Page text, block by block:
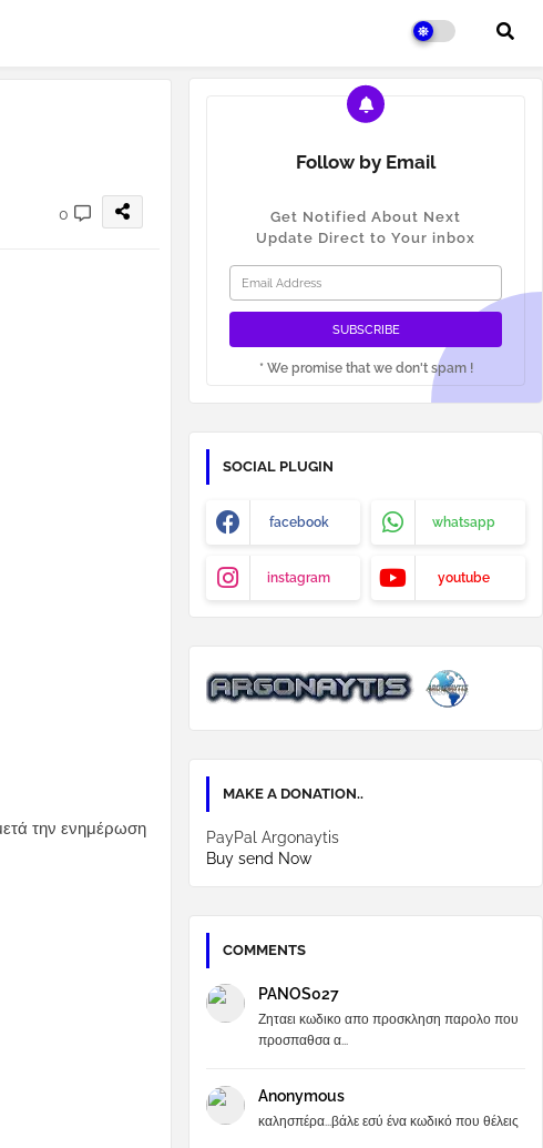
0
την ενημέρωση
Follow by Email
Get Notified About Next
Update Direct to Your inbox
* We promise that we don't spam !
SOCIAL PLUGIN
facebook whatsapp
instagram youtube
MAKE A DONATION..
PayPal Argonaytis
Buy send Now
COMMENTS
PANOS027
Ζηταει κωδικο απο προσκληση παρολο που
προσπαθσα α...
Anonymous
καλησπέρα...βάλε εσύ ένα κωδικό που θέλεις